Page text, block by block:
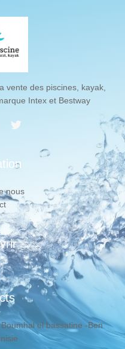
vente des piscines, kayak,
Intex et Bestway
nous
el bassatine -Ben